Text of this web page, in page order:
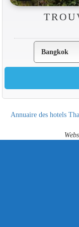
Annuaire des hotels